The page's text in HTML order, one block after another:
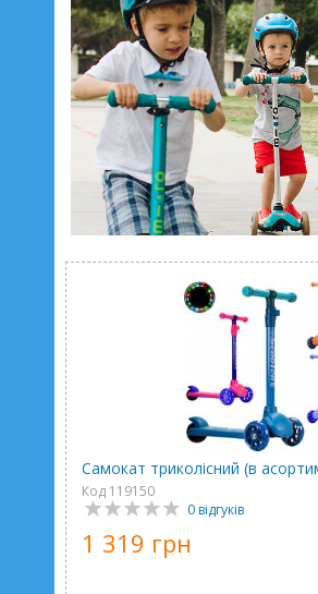
Самокат триколісний (в
Код 119150
0 відгуків
1 319 грн